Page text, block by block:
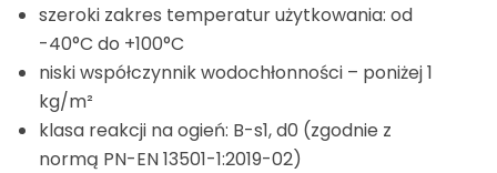
szeroki zakres temperatur użytkowania: od
-40°C do +100°C
niski współczynnik wodochłonności – poniżej 1
kg/m²
klasa reakcji na ogień: B-s1, d0 (zgodnie z
normą PN-EN 13501-1:2019-02)